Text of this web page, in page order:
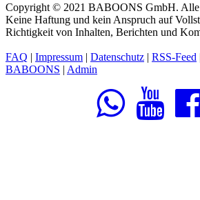
Copyright © 2021 BABOONS GmbH. Alle
Keine Haftung und kein Anspruch auf
Richtigkeit von Inhalten, Berichten und
FAQ | Impressum | Datenschutz | RSS-Feed
BABOONS | Admin